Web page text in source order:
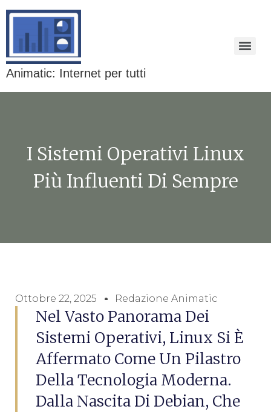
Animatic: Internet per tutti
I Sistemi Operativi Linux
Più Influenti Di Sempre
Ottobre 22, 2025 Redazione Animatic
Nel Vasto Panorama Dei
Sistemi Operativi, Linux Si È
Affermato Come Un Pilastro
Della Tecnologia Moderna.
Dalla Nascita Di Debian, Che